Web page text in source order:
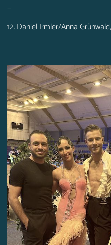
—
12. Daniel Irmler/Anna Grünwald,